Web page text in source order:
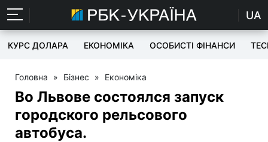
UA
КУРС ДОЛАРА ЕКОНОМІКА ОСОБИСТІ ФІНАНСИ
Головна » Бізнес » Економіка
Во Львове состоялся запуск
городского рельсового
автобуса.